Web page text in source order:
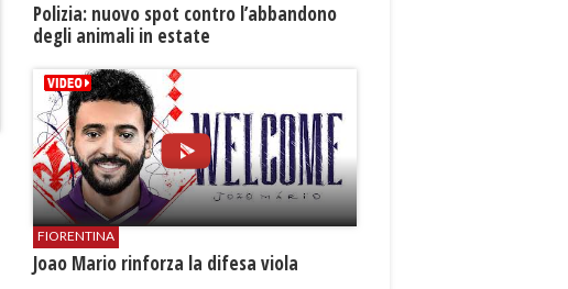
Polizia: nuovo spot contro l’abbandono
degli animali in estate
FIORENTINA
Joao Mario rinforza la difesa viola